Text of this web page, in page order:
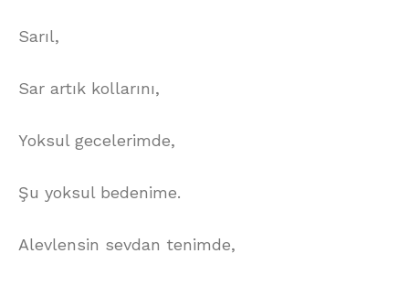
Sarıl,
Sar artık kollarını,
Yoksul gecelerimde,
Şu yoksul bedenime.
Alevlensin sevdan tenimde,